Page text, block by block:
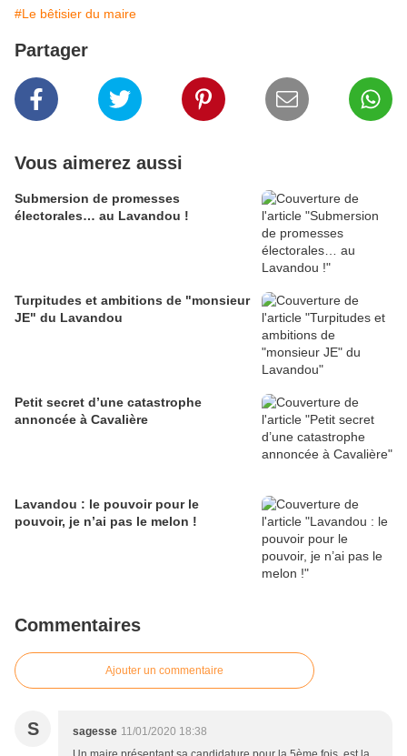
#Le bêtisier du maire
Partager
Vous aimerez aussi
Submersion de promesses
électorales… au Lavandou !
Turpitudes et ambitions de "monsieur
JE" du Lavandou
Petit secret d’une catastrophe
annoncée à Cavalière
Lavandou : le pouvoir pour le
pouvoir, je n’ai pas le melon !
Commentaires
Ajouter un commentaire
S sagesse 11/01/2020 18:38